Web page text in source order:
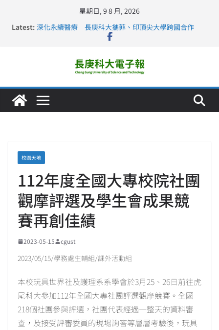
星期日, 9 8 月, 2026
Latest: 深化永續醫療 長庚科大攜菲、印頂尖大學跨國合作
長庚科大訪凱瑟醫療集團、美容學校收穫豐
仁德醫專與長庚科大締結策略聯盟 培育護理尖兵
長庚科大連四年穩居《遠見》醫學大學第5名 辦學實力再
校園天地
112年度全國大專校院社團
觀摩評選及學生會成果競
賽再創佳績
2023-05-15 cgust
2023/05/15/學務處生輔組/課外活動組
本校玩具世界社及護理系系學會於3月25、26日前往虎
尾科大參加112年全國大專社團評選觀摩競賽。全國
218個社團參與評選，社團代表經過一整天的資料審
查，及接受評審委員的現場詢答等層層考驗後，玩具